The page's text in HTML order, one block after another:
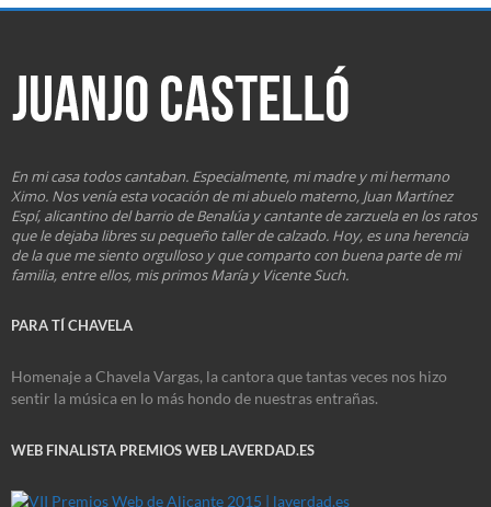
En mi casa todos cantaban. Especialmente, mi madre y mi hermano
Ximo. Nos venía esta vocación de mi abuelo materno, Juan Martínez
Espí, alicantino del barrio de Benalúa y cantante de zarzuela en los ratos
que le dejaba libres su pequeño taller de calzado. Hoy, es una herencia
de la que me siento orgulloso y que comparto con buena parte de mi
familia, entre ellos, mis primos María y Vicente Such.
PARA TÍ CHAVELA
Homenaje a Chavela Vargas, la cantora que tantas veces nos hizo
sentir la música en lo más hondo de nuestras entrañas.
WEB FINALISTA PREMIOS WEB LAVERDAD.ES